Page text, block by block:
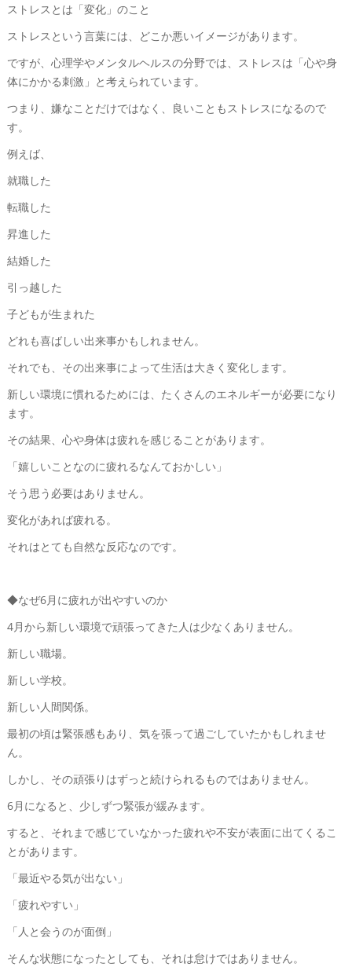
ストレスとは「変化」のこと
ストレスという言葉には、どこか悪いイメージがあります。
ですが、心理学やメンタルヘルスの分野では、ストレスは「心や身
体にかかる刺激」と考えられています。
つまり、嫌なことだけではなく、良いこともストレスになるので
す。
例えば、
就職した
転職した
昇進した
結婚した
引っ越した
子どもが生まれた
どれも喜ばしい出来事かもしれません。
それでも、その出来事によって生活は大きく変化します。
新しい環境に慣れるためには、たくさんのエネルギーが必要になり
ます。
その結果、心や身体は疲れを感じることがあります。
「嬉しいことなのに疲れるなんておかしい」
そう思う必要はありません。
変化があれば疲れる。
それはとても自然な反応なのです。
◆なぜ6月に疲れが出やすいのか
4月から新しい環境で頑張ってきた人は少なくありません。
新しい職場。
新しい学校。
新しい人間関係。
最初の頃は緊張感もあり、気を張って過ごしていたかもしれませ
ん。
しかし、その頑張りはずっと続けられるものではありません。
6月になると、少しずつ緊張が緩みます。
すると、それまで感じていなかった疲れや不安が表面に出てくるこ
とがあります。
「最近やる気が出ない」
「疲れやすい」
「人と会うのが面倒」
そんな状態になったとしても、それは怠けではありません。